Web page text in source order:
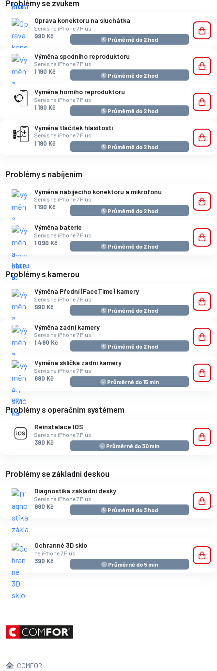
Problémy se zvukem
Oprava konektoru na sluchátka
Servis na iPhone 7 Plus
990 Kč
Průměrně do 2 hod
Výměna spodního reproduktoru
Servis na iPhone 7 Plus
1 190 Kč
Průměrně do 2 hod
Výměna horního reproduktoru
Servis na iPhone 7 Plus
1 190 Kč
Průměrně do 2 hod
Výměna tlačítek hlasitosti
Servis na iPhone 7 Plus
1 190 Kč
Průměrně do 2 hod
Problémy s nabíjením
Výměna nabíjecího konektoru a mikrofonu
Servis na iPhone 7 Plus
1 190 Kč
Průměrně do 2 hod
Výměna baterie
Servis na iPhone 7 Plus
1 090 Kč
Průměrně do 2 hod
Problémy s kamerou
Výměna Přední (FaceTime) kamery
Servis na iPhone 7 Plus
990 Kč
Průměrně do 2 hod
Výměna zadní kamery
Servis na iPhone 7 Plus
1 490 Kč
Průměrně do 2 hod
Výměna sklíčka zadní kamery
Servis na iPhone 7 Plus
690 Kč
Průměrně do 15 min
Problémy s operačním systémem
Reinstalace IOS
Servis na iPhone 7 Plus
390 Kč
Průměrně do 30 min
Problémy se základní deskou
Diagnostika základní desky
Servis na iPhone 7 Plus
990 Kč
Průměrně do 3 hod
Ochranné 3D sklo
na iPhone 7 Plus
390 Kč
Průměrně do 5 min
COMFOR